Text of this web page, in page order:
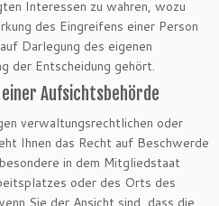
Interessen zu wahren, wozu
des Eingreifens einer Person
Darlegung des eigenen
der Entscheidung gehört.
Aufsichtsbehörde
verwaltungsrechtlichen oder
Ihnen das Recht auf Beschwerde
in dem Mitgliedstaat
oder des Orts des
Sie der Ansicht sind, dass die